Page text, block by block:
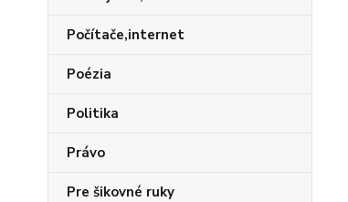
Počítače,internet
Poézia
Politika
Právo
Pre šikovné ruky